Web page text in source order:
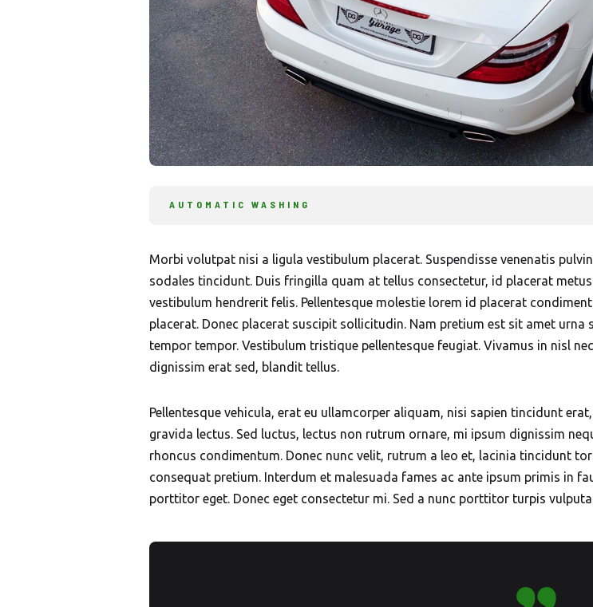
AUTOMATIC WASHING
Morbi volutpat nisi a ligula vestibulum placerat. Suspendisse venenatis
sodales tincidunt. Duis fringilla quam at tellus consectetur, id placerat
vestibulum hendrerit felis. Pellentesque molestie lorem id placerat
placerat. Donec placerat suscipit sollicitudin. Nam pretium est sit amet urna
tempor tempor. Vestibulum tristique pellentesque feugiat. Vivamus in nisl
dignissim erat sed, blandit tellus.
Pellentesque vehicula, erat eu ullamcorper aliquam, nisi sapien tincidunt
gravida lectus. Sed luctus, lectus non rutrum ornare, mi ipsum dignissim
rhoncus condimentum. Donec nunc velit, rutrum a leo et, lacinia tincidunt
consequat pretium. Interdum et malesuada fames ac ante ipsum primis in
porttitor eget. Donec eget consectetur mi. Sed a nunc porttitor turpis